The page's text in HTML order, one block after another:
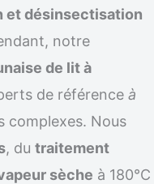
et désinsectisation
notre
de lit à
de référence à
complexes. Nous
, du traitement
sèche à 180°C